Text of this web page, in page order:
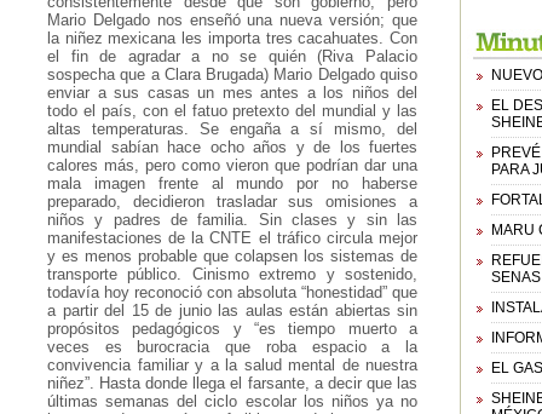
Mario Delgado nos enseñó una nueva versión; que
la niñez mexicana les importa tres cacahuates. Con
el fin de agradar a no se quién (Riva Palacio
sospecha que a Clara Brugada) Mario Delgado quiso
enviar a sus casas un mes antes a los niños del
todo el país, con el fatuo pretexto del mundial y las
altas temperaturas. Se engaña a sí mismo, del
mundial sabían hace ocho años y de los fuertes
calores más, pero como vieron que podrían dar una
mala imagen frente al mundo por no haberse
preparado, decidieron trasladar sus omisiones a
niños y padres de familia. Sin clases y sin las
manifestaciones de la CNTE el tráfico circula mejor
y es menos probable que colapsen los sistemas de
transporte público. Cinismo extremo y sostenido,
todavía hoy reconoció con absoluta “honestidad” que
a partir del 15 de junio las aulas están abiertas sin
propósitos pedagógicos y “es tiempo muerto a
veces es burocracia que roba espacio a la
convivencia familiar y a la salud mental de nuestra
niñez”. Hasta donde llega el farsante, a decir que las
últimas semanas del ciclo escolar los niños ya no
EL
PARA
MARU
EL